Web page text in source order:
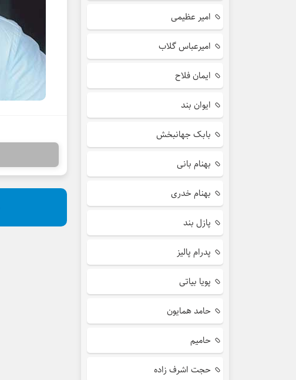
امیر عظیمی
امیرعباس گلاب
ایمان فلاح
ایوان بند
بابک جهانبخش
بهنام بانی
بهنام خدری
پازل بند
پدرام پالیز
پویا بیاتی
حامد همایون
حامیم
حجت اشرف زاده